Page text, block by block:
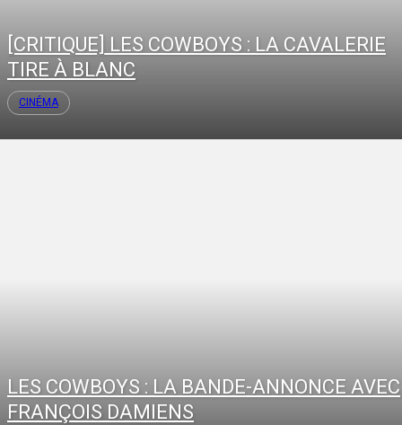
[CRITIQUE] LES COWBOYS : LA CAVALERIE
TIRE À BLANC
CINÉMA
LES COWBOYS : LA BANDE-ANNONCE AVEC
FRANÇOIS DAMIENS